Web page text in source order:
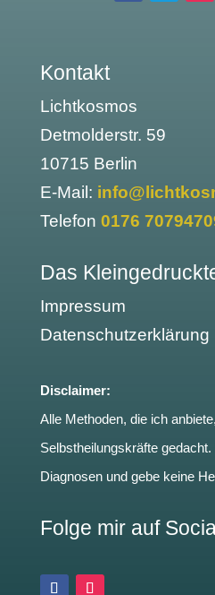
Kontakt
Lichtkosmos
Detmolderstr. 59
10715 Berlin
E-Mail:
Telefon 0176
Das
Impressum
Datenschutzerklärung
Disclaimer:
Alle Methoden, die ich
Selbstheilungskräfte
Diagnosen und gebe keine
Folge mir auf